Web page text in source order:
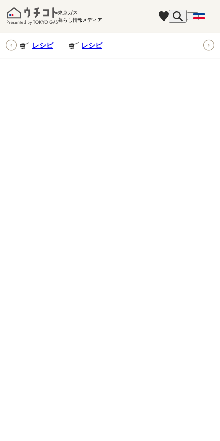
東京ガス
暮らし情報メディア
レシピ レシピ